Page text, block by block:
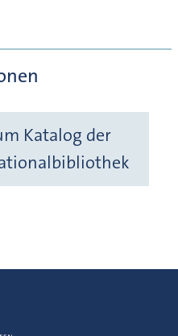
Katalog der